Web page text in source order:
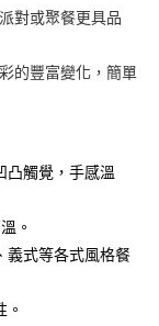
式。 讓您購物簡單
「AFTEE先享後付」
對或聚餐更具品
的豐富變化，簡單
凸觸覺，手感溫
。
義式等各式風格餐